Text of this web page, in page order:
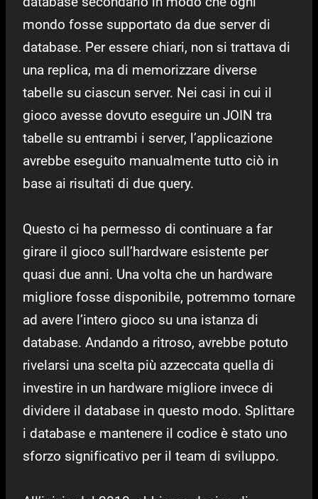
mondo fosse supportato da due server di
database. Per essere chiari, non si trattava di
una replica, ma di memorizzare diverse
tabelle su ciascun server. Nei casi in cui il
gioco avesse dovuto eseguire un JOIN tra
tabelle su entrambi i server, l’applicazione
avrebbe eseguito manualmente tutto ciò in
base ai risultati di due query.
Questo ci ha permesso di continuare a far
girare il gioco sull’hardware esistente per
quasi due anni. Una volta che un hardware
migliore fosse disponibile, potremmo tornare
ad avere l’intero gioco su una istanza di
database. Andando a ritroso, avrebbe potuto
rivelarsi una scelta più azzeccata quella di
investire in un hardware migliore invece di
dividere il database in questo modo. Splittare
i database e mantenere il codice è stato uno
sforzo significativo per il team di sviluppo.